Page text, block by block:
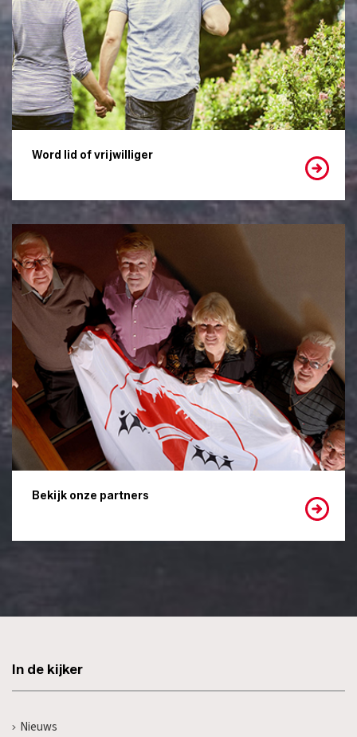
Word lid of vrijwilliger
Bekijk onze partners
In de kijker
Nieuws